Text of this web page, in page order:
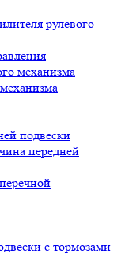
рулевого
механизма
подвески
передней
с тормозами